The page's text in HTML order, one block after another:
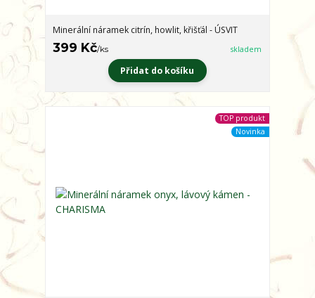
Minerální náramek citrín, howlit, křišťál - ÚSVIT
399 Kč/ks skladem
Přidat do košíku
TOP produkt
Novinka